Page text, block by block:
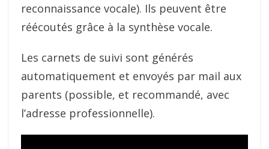
reconnaissance vocale). Ils peuvent être
réécoutés grâce à la synthèse vocale.
Les carnets de suivi sont générés
automatiquement et envoyés par mail aux
parents (possible, et recommandé, avec
l’adresse professionnelle).